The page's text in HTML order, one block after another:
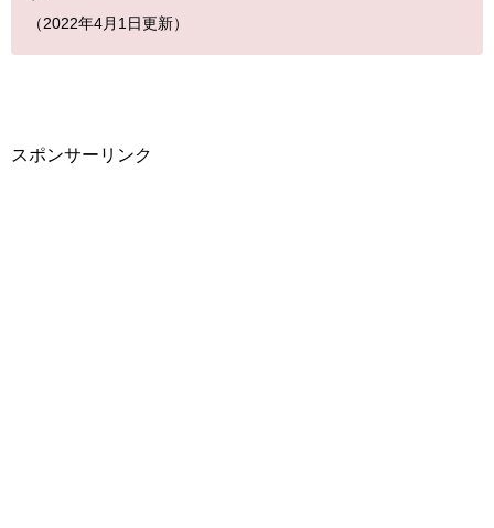
（2022年4月1日更新）
スポンサーリンク